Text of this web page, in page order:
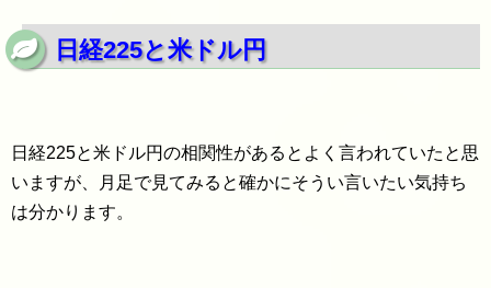
日経225と米ドル円
日経225と米ドル円の相関性があるとよく言われていたと思
いますが、月足で見てみると確かにそうい言いたい気持ち
は分かります。